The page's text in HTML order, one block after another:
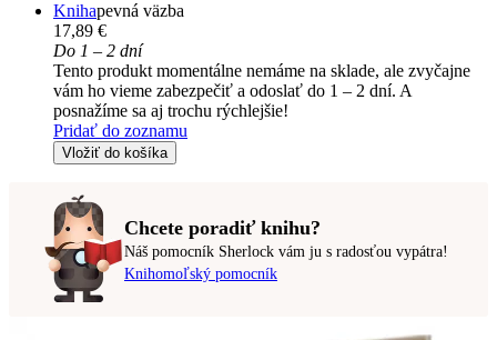
Knihapevná väzba
17,89 €
Do 1 – 2 dní
Tento produkt momentálne nemáme na sklade, ale zvyčajne
vám ho vieme zabezpečiť a odoslať do 1 – 2 dní. A
posnažíme sa aj trochu rýchlejšie!
Pridať do zoznamu
Vložiť do košíka
Chcete poradiť knihu?
Náš pomocník Sherlock vám ju s radosťou vypátra!
Knihomoľský pomocník